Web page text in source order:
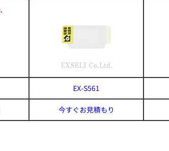
EX-S561
今すぐお見積もり